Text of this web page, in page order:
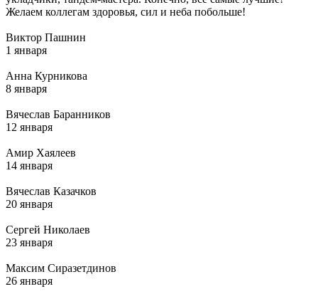
Желаем коллегам здоровья, сил и неба побольше!
Виктор Пашнин
1 января
Анна Курникова
8 января
Вячеслав Баранников
12 января
Амир Хаялеев
14 января
Вячеслав Казачков
20 января
Сергей Николаев
23 января
Максим Сиразетдинов
26 января